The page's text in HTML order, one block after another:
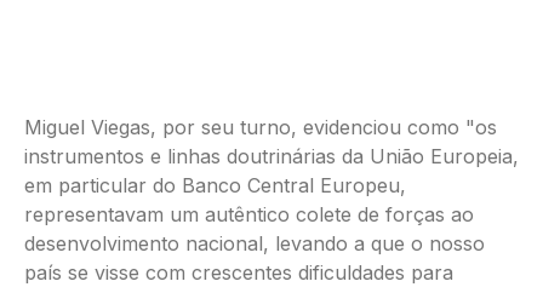
Miguel Viegas, por seu turno, evidenciou como "os
instrumentos e linhas doutrinárias da União Europeia,
em particular do Banco Central Europeu,
representavam um autêntico colete de forças ao
desenvolvimento nacional, levando a que o nosso
país se visse com crescentes dificuldades para